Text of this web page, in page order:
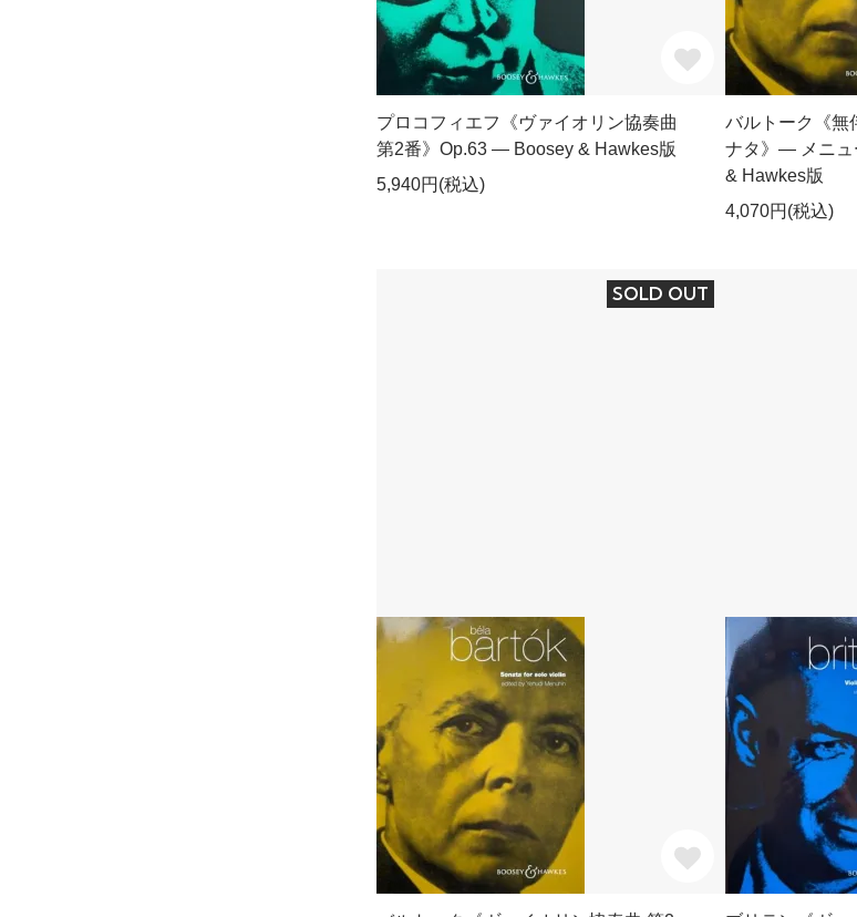
プロコフィエフ《ヴァイオリン協奏曲
第2番》Op.63 ― Boosey & Hawkes版
5,940円(税込)
バルトーク《無
ナタ》― メニュ
& Hawkes版
4,070円(税込)
SOLD OUT